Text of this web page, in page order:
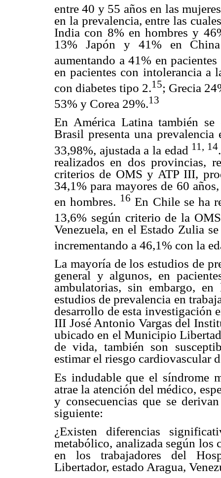
entre 40 y 55 años en las
en la prevalencia, entre las
India con 8% en hombres y
13% Japón y 41% en
aumentando a 41% en
en pacientes con intolerancia a
con diabetes tipo 2.15; Grecia
53% y Corea 29%.13
En América Latina también se
Brasil presenta una
33,98%, ajustada a la edad 11, 14
realizados en dos provincias,
criterios de OMS y ATP III,
34,1% para mayores de 60
en hombres. 16 En Chile se ha
13,6% según criterio de la
Venezuela, en el Estado Zulia
incrementando a 46,1% con la
La mayoría de los estudios de
general y algunos, en
ambulatorias, sin embargo,
estudios de prevalencia en
desarrollo de esta investigación
III José Antonio Vargas del
ubicado en el Municipio
de vida, también son
estimar el riesgo cardiovascular
Es indudable que el síndrome
atrae la atención del médico,
y consecuencias que se
siguiente:
¿Existen diferencias
metabólico, analizada según
en los trabajadores del
Libertador, estado Aragua,